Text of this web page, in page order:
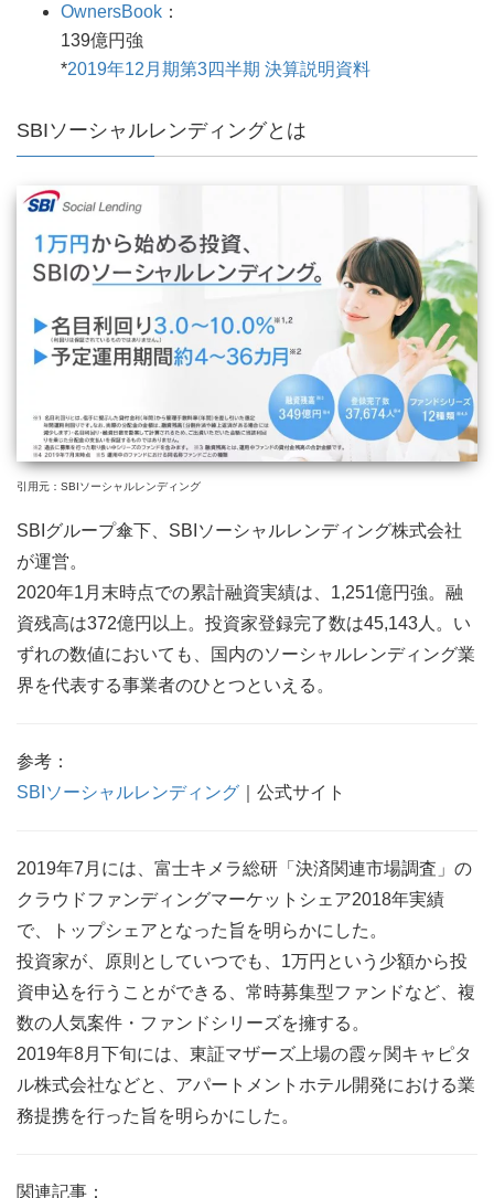
OwnersBook ：
139億円強
*2019年12月期第3四半期 決算説明資料
SBIソーシャルレンディングとは
引用元：SBIソーシャルレンディング
SBIグループ傘下、SBIソーシャルレンディング株式会社
が運営。
2020年1月末時点での累計融資実績は、1,251億円強。融
資残高は372億円以上。投資家登録完了数は45,143人。い
ずれの数値においても、国内のソーシャルレンディング業
界を代表する事業者のひとつといえる。
参考：
SBIソーシャルレンディング ｜公式サイト
2019年7月には、富士キメラ総研「決済関連市場調査」の
クラウドファンディングマーケットシェア2018年実績
で、トップシェアとなった旨を明らかにした。
投資家が、原則としていつでも、1万円という少額から投
資申込を行うことができる、常時募集型ファンドなど、複
数の人気案件・ファンドシリーズを擁する。
2019年8月下旬には、東証マザーズ上場の霞ヶ関キャピタ
ル株式会社などと、アパートメントホテル開発における業
務提携を行った旨を明らかにした。
関連記事：